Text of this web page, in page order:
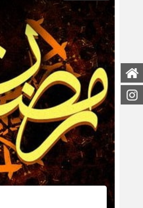
صفحه اصلی
اینستاگرام